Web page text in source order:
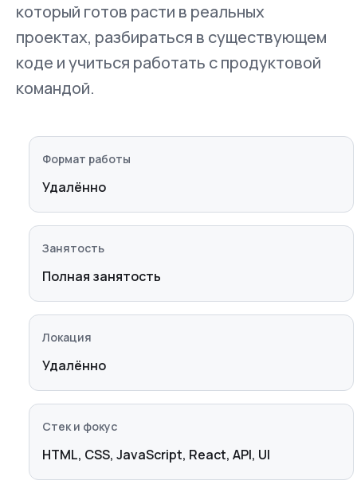
который готов расти в реальных
проектах, разбираться в существующем
коде и учиться работать с продуктовой
командой.
Формат работы
Удалённо
Занятость
Полная занятость
Локация
Удалённо
Стек и фокус
HTML, CSS, JavaScript, React, API, UI